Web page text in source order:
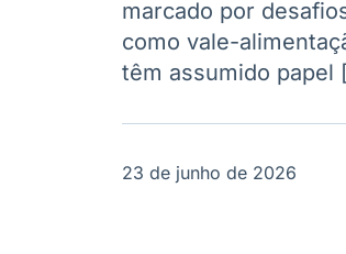
OTC
Plataforma para
ativos
Datafeed
APIs para
conteúdos e
Radar
Fundos
marcado por
como vale-
têm assumido papel
23 de junho de 2026